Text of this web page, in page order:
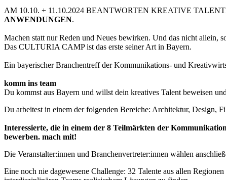
AM 10.10. + 11.10.2024 BEANTWORTEN KREATIVE
ANWENDUNGEN.
Machen statt nur Reden und Neues bewirken. Und das nicht allein,
Das CULTURIA CAMP ist das erste seiner Art in Bayern.
Ein bayerischer Branchentreff der Kommunikations- und
komm ins team
Du kommst aus Bayern und willst dein kreatives Talent beweisen
Du arbeitest in einem der folgenden Bereiche: Architektur, Design,
Interessierte, die in einem der 8 Teilmärkten der
bewerben. mach mit!
Die Veranstalter:innen und Branchenvertreter:innen wählen
Eine noch nie dagewesene Challenge: 32 Talente aus allen